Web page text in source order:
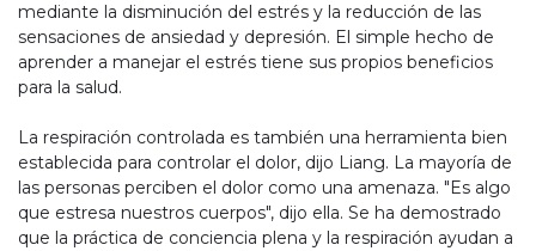
mediante la disminución del estrés y la reducción de las
sensaciones de ansiedad y depresión. El simple hecho de
aprender a manejar el estrés tiene sus propios beneficios
para la salud.
La respiración controlada es también una herramienta bien
establecida para controlar el dolor, dijo Liang. La mayoría de
las personas perciben el dolor como una amenaza. "Es algo
que estresa nuestros cuerpos", dijo ella. Se ha demostrado
que la práctica de conciencia plena y la respiración ayudan a